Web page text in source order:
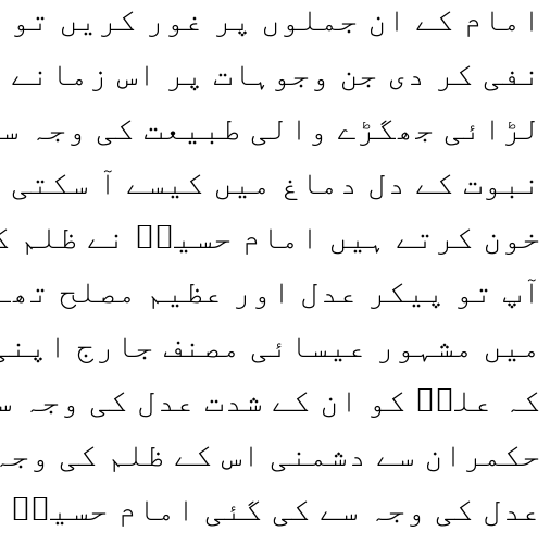
امام کے ان جملوں پر غور کریں
نفی کر دی جن وجوہات پر اس
لڑائی جھگڑے والی طبیعت کی وجہ
نبوت کے دل دماغ میں کیسے آ
خون کرتے ہیں امام حسینؑ نے ظلم
آپ تو پیکر عدل اور عظیم مصلح
میں مشہور عیسائی مصنف جارج
کہ علیؑ کو ان کے شدت عدل کی وجہ
حکمران سے دشمنی اس کے ظلم کی
عدل کی وجہ سے کی گئی امام حسینؑ